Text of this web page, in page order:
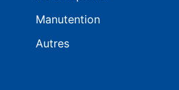
Manutention
Autres